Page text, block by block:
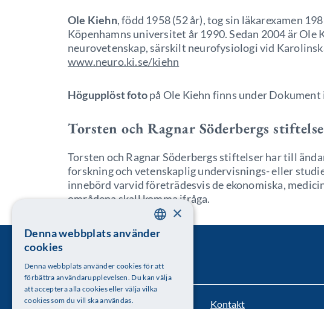
Ole Kiehn, född 1958 (52 år), tog sin läkarexamen
Köpenhamns universitet år 1990. Sedan 2004 är Ole
neurovetenskap, särskilt neurofysiologi vid
www.neuro.ki.se/kiehn
Högupplöst fotopå Ole Kiehn finns under
Torsten och Ragnar Söderbergs
Torsten och Ragnar Söderbergs stiftelser har till
forskning och vetenskaplig undervisnings- eller
innebörd varvid företrädesvis de ekonomiska,
områdena skall komma ifråga.
Kungl. Vetenskapsakademien Kontakt
SWEDISH
×
Denna webbplats använder
cookies
Denna webbplats använder cookies för att
förbättra användarupplevelsen. Du kan välja
att acceptera alla cookies eller välja vilka
cookies som du vill ska användas.